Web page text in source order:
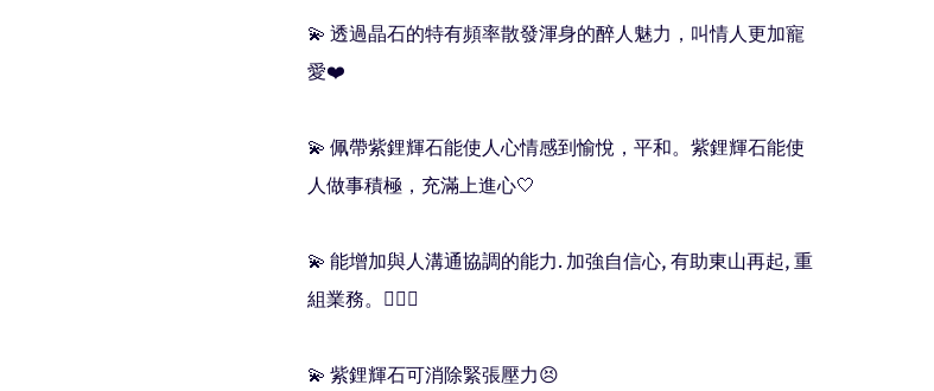
💫 透過晶石的特有頻率散發渾身的醉人魅力，叫情人更加寵
愛❤️
💫 佩帶紫鋰輝石能使人心情感到愉悅，平和。紫鋰輝石能使
人做事積極，充滿上進心🤍
💫 能增加與人溝通協調的能力. 加強自信心, 有助東山再起, 重
組業務。💁🏻‍♀️
💫 紫鋰輝石可消除緊張壓力😣